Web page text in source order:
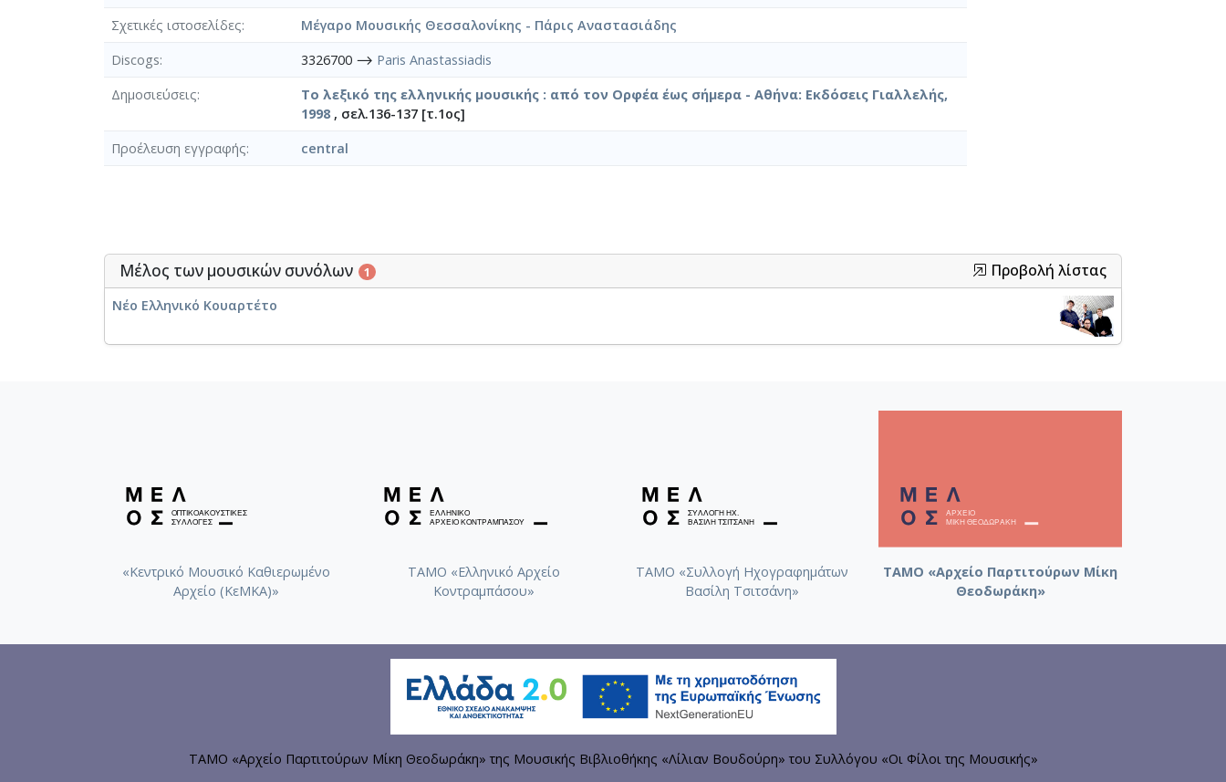
Σχετικές ιστοσελίδες
Μέγαρο Μουσικής Θεσσαλονίκης - Πάρις Αναστασιάδης
Discogs
3326700 ⟶ Paris Anastassiadis
Δημοσιεύσεις
Το λεξικό της ελληνικής μουσικής : από τον Ορφέα έως σήμερα - Αθήνα: Εκδόσεις Γιαλλελής,
1998 , σελ.136-137 [τ.1ος]
Προέλευση εγγραφής
central
Μέλος των μουσικών συνόλων 1 Προβολή λίστας
Νέο Ελληνικό Κουαρτέτο
«Κεντρικό Μουσικό Καθιερωμένο
Αρχείο (ΚεΜΚΑ)»
ΤΑΜΟ «Ελληνικό Αρχείο
Κοντραμπάσου»
ΤΑΜΟ «Συλλογή Ηχογραφημάτων
Βασίλη Τσιτσάνη»
ΤΑΜΟ «Αρχείο Παρτιτούρων Μίκη
Θεοδωράκη»
ΤΑΜΟ «Αρχείο Παρτιτούρων Μίκη Θεοδωράκη» της Μουσικής Βιβλιοθήκης «Λίλιαν Βουδούρη» του Συλλόγου «Οι Φίλοι της Μουσικής»